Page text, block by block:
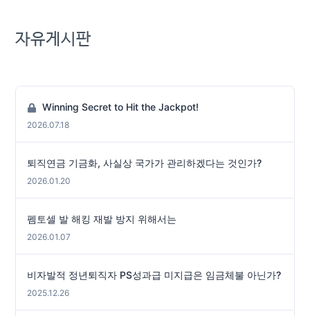
자유게시판
Winning Secret to Hit the Jackpot!
2026.07.18
퇴직연금 기금화, 사실상 국가가 관리하겠다는 것인가?
2026.01.20
펨토셀 발 해킹 재발 방지 위해서는
2026.01.07
비자발적 정년퇴직자 PS성과급 미지급은 임금체불 아닌가?
2025.12.26